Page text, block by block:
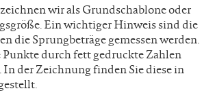
wir als Grundschablone oder
Ein wichtiger Hinweis sind die
die Sprungbeträge gemessen werden.
durch fett gedruckte Zahlen
In der Zeichnung finden Sie diese in